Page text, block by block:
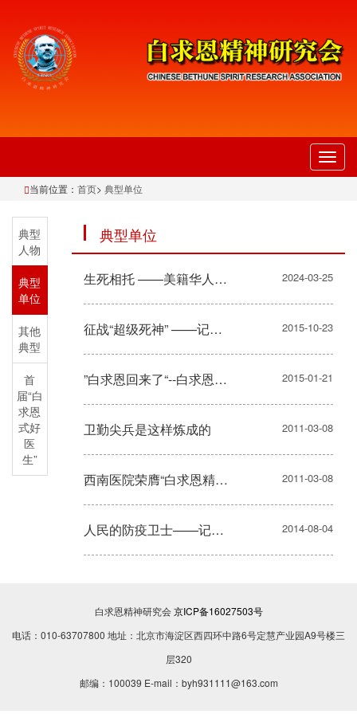
切
换
当前位置： 首页> 典型单位
典型
人物
典型
单位
其他
典型
首
届“白
求恩
式好
医
生”
典型单位
生死相托 ——美籍华人陈超越夫妇回乡奇遇记 2024-03-25
征战“超级死神” ——记沈阳军区赴利比里亚抗击埃博拉疫情的51名女军人 2015-10-23
”白求恩回来了“--白求恩国际和平医院“白求恩医疗队“连续八年转战太行，开展义诊巡诊、技术帮带和健康宣教活动纪实 2015-01-21
卫勤尖兵是这样炼成的 2011-03-08
西南医院荣膺“白求恩精神示范医院 2011-03-08
人民的防疫卫士——记解放军第302医院（上） 2014-08-04
白求恩精神研究会京ICP备16027503号
电话：010-63707800 地址：北京市海淀区西四环中路6号定慧产业园A9号楼三
层320
邮编：100039 E-mail：byh931111@163.com